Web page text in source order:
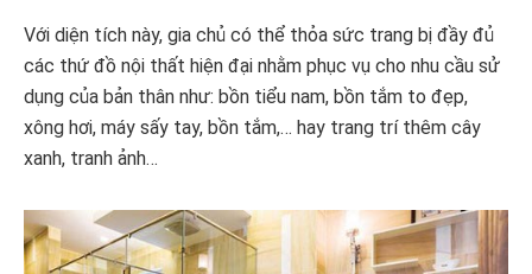
Với diện tích này, gia chủ có thể thỏa sức trang bị đầy đủ
các thứ đồ nội thất hiện đại nhằm phục vụ cho nhu cầu sử
dụng của bản thân như: bồn tiểu nam, bồn tắm to đẹp,
xông hơi, máy sấy tay, bồn tắm,… hay trang trí thêm cây
xanh, tranh ảnh…